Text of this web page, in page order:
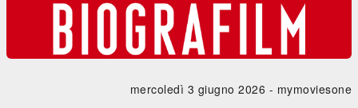
mercoledì 3 giugno 2026 - mymoviesone